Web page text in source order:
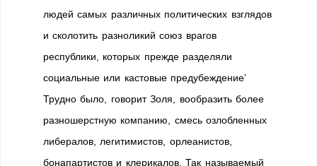
людей самых различных политических взглядов
и сколотить разноликий союз врагов
республики, которых прежде разделяли
социальные или кастовые предубеждение’
Трудно было, говорит Золя, вообразить более
разношерстную компанию, смесь озлобленных
либералов, легитимистов, орлеанистов,
бонапартистов и клерикалов. Так называемый